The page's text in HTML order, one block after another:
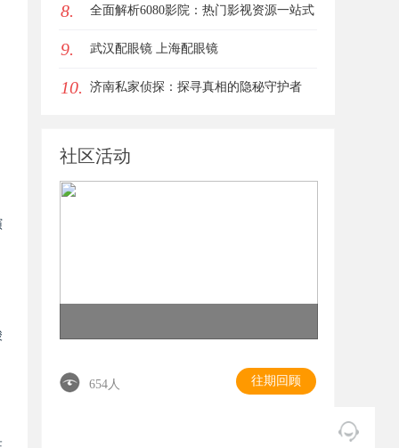
8. 全面解析6080影院：热门影视资源一站式
观看体验
9. 武汉配眼镜 上海配眼镜
10. 济南私家侦探：探寻真相的隐秘守护者
社区活动
654人 往期回顾